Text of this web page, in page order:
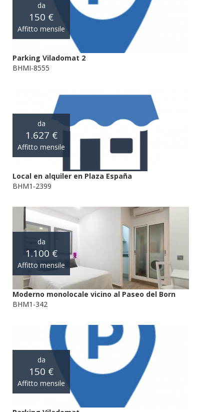
da
150 €
Affitto mensile
Parking Viladomat 2
BHMI-8555
da
1.627 €
Affitto mensile
Local en alquiler en Plaza España
BHM1-2399
da
1.100 €
Affitto mensile
Moderno monolocale vicino al Paseo del Born
BHM1-342
da
150 €
Affitto mensile